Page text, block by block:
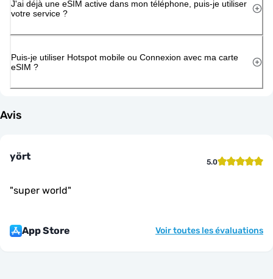
J'ai déjà une eSIM active dans mon téléphone, puis-je utiliser
votre service ?
Puis-je utiliser Hotspot mobile ou Connexion avec ma carte
eSIM ?
Avis
yört 5.0
"super world"
App Store Voir toutes les évaluations